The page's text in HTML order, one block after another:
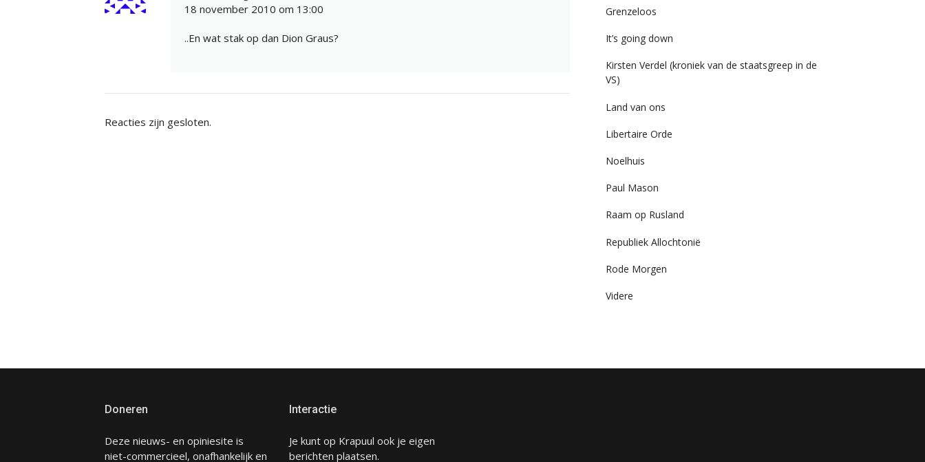
18 november 2010 om 13:00
..En wat stak op dan Dion Graus?
Reacties zijn gesloten.
Grenzeloos
It’s going down
Kirsten Verdel (kroniek van de staatsgreep in de
VS)
Land van ons
Libertaire Orde
Noelhuis
Paul Mason
Raam op Rusland
Republiek Allochtonië
Rode Morgen
Videre
Doneren
Deze nieuws- en opiniesite is
niet-commercieel, onafhankelijk en
Interactie
Je kunt op Krapuul ook je eigen
berichten plaatsen.